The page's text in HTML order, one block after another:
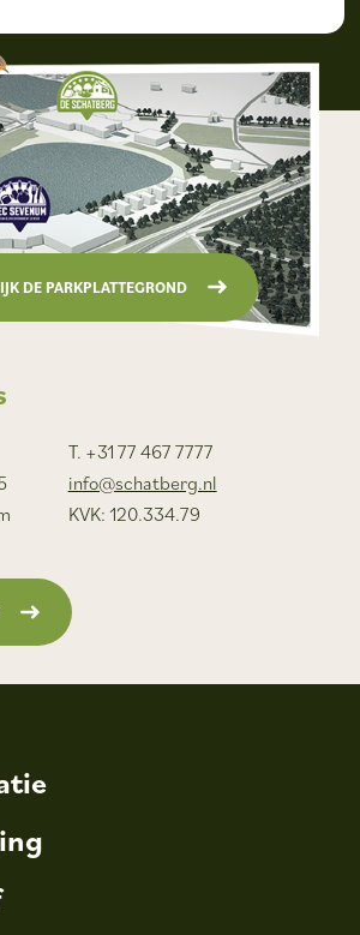
T. +31 77 467 7777
info@schatberg.nl
KVK: 120.334.79
DE PARKPLATTEGROND